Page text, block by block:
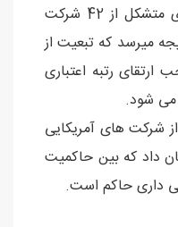
گومز (2014) با بررسی نمونه ای متشکل از 42 شرکت
میرسد که تبعیت از
رتبه اعتباری
می شود.
ای از شرکت های آمریکایی
زمانی 1996 تا 2011 نشان داد که بین حاکمیت
داری حاکم است.